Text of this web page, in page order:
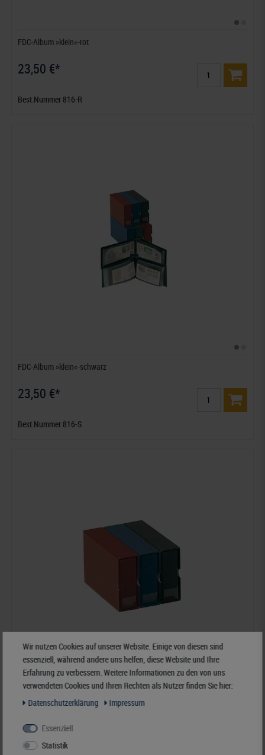
FDC-Album »klein«-rot
23,50 €*
Best.Nummer 816-R
FDC-Album »klein«-schwarz
23,50 €*
Best.Nummer 816-S
Kassette zu FDC-Album »klein« im Langformat, blau
Best.Nummer 817K-B
Wir nutzen Cookies auf unserer Website. Einige von diesen sind
essenziell, während andere uns helfen, diese Website und Ihre
Erfahrung zu verbessern. Weitere Informationen zu den von uns
verwendeten Cookies und Ihren Rechten als Nutzer finden Sie hier:
Daten­schutz­erklärung
Impressum
Essenziell
Statistik